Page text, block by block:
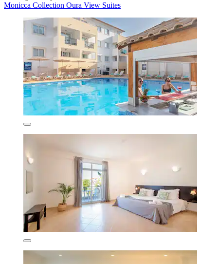
Monicca Collection Oura View Suites